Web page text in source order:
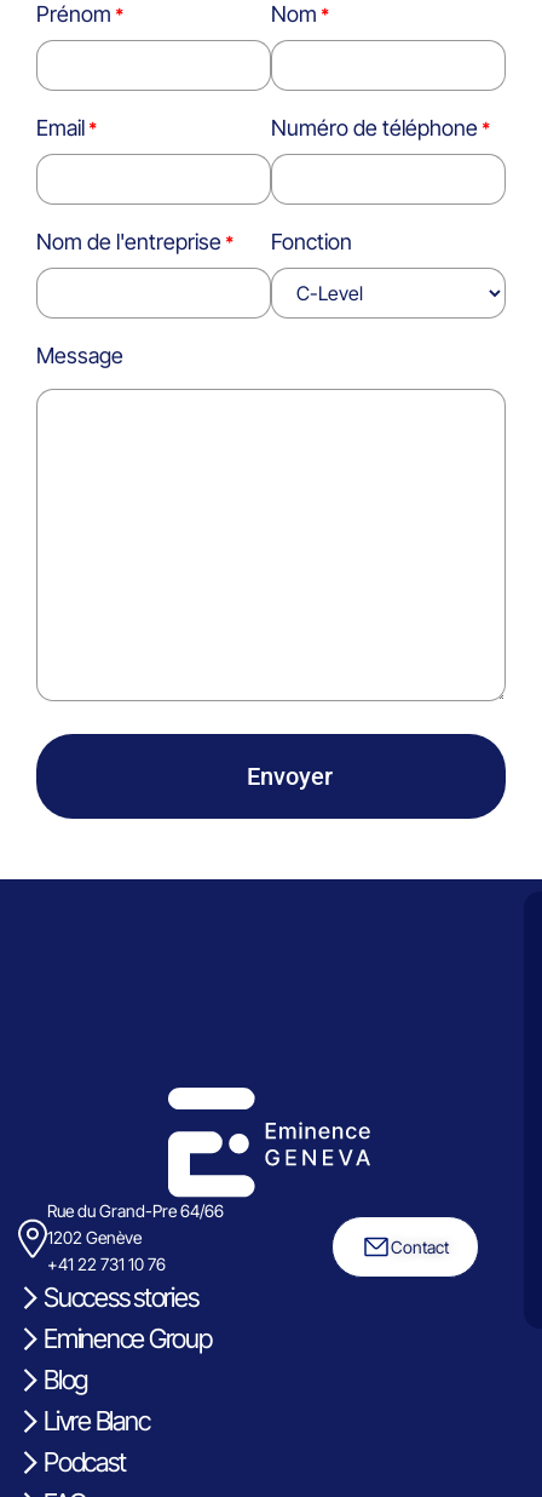
Prénom Nom
Email Numéro de téléphone
Nom de l'entreprise Fonction
Message
Envoyer
Rue du Grand-Pre 64/66
1202 Genève
+41 22 731 10 76
Contact
Success stories
Eminence Group
Blog
Livre Blanc
Podcast